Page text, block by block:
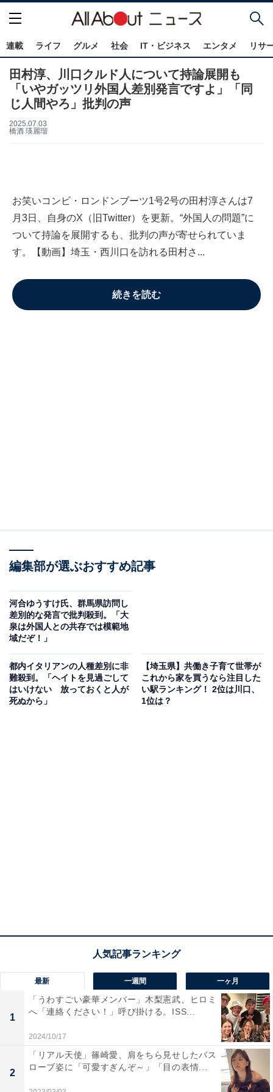
連載 ライフ グルメ 社会 IT・ビジネス エンタメ リサ
田村淳、川口クルド人について持論展開も
「いやガッツリ外国人差別発言ですよ」「同
じ人間やろ」批判の声
2025.07.03
橋酒 瑛麗瑠
お笑いコンビ・ロンドンブーツ1号2号の田村淳さんは7
月3日、自身のX（旧Twitter）を更新。“外国人の問題”に
ついて持論を展開するも、批判の声が寄せられていま
す。【動画】埼玉・西川口を訪れる田村さ...
続きを読む
編集部が選ぶおすすめ記事
河合ゆうすけ氏、群馬県訪問し
差別的な発言で批判殺到。「大
泉は外国人との共存では模範地
域だぞ！」
都内イタリアンの人種差別に非
難殺到。「ヘイトを見過ごして
はいけない 放っておくと人が
死ぬから」
【埼玉県】共働き子育て世帯が
これから家を買うなら注目した
い駅ランキング！ 2位は川口、
1位は？
最新 一週間 一ヶ月
1
「うわすごい豪華メンバー」木梨憲武、ヒロミ
へ「連絡ください！」呼び掛ける。ISS...
2024/10/17
2
「リアル天使」篠崎愛、肩をちら見せしたバス
ローブ姿に「可愛すぎんぞ～」「目の表情...